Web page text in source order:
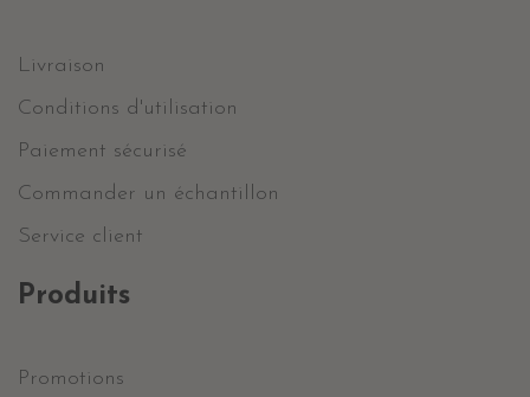
Livraison
Conditions d'utilisation
Paiement sécurisé
Commander un échantillon
Service client
Produits
Promotions